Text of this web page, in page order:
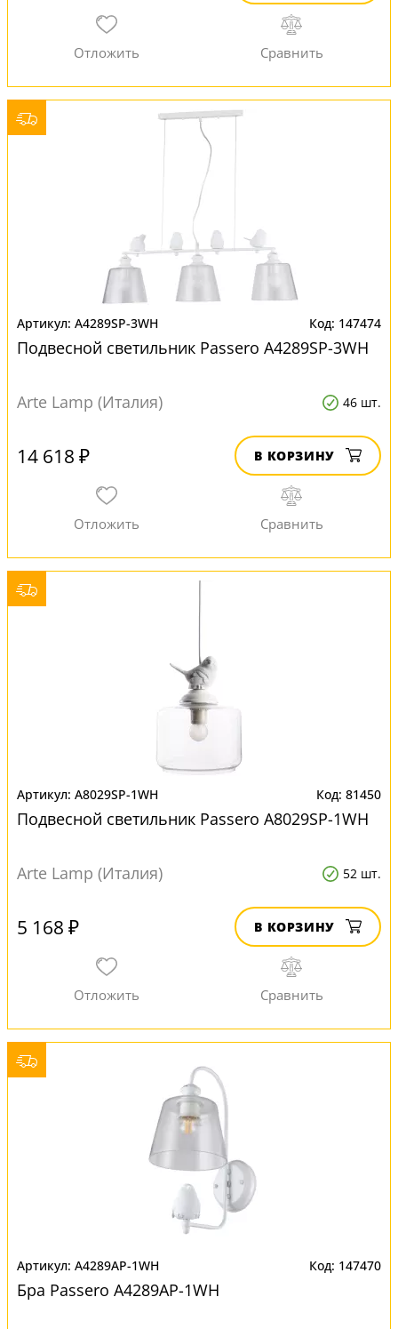
A4289SP-3WH 147474
Подвесной светильник Passero A4289SP-3WH
Arte Lamp (Италия) 46 шт.
14 618 ₽ В КОРЗИНУ
A8029SP-1WH 81450
Подвесной светильник Passero A8029SP-1WH
Arte Lamp (Италия) 52 шт.
5 168 ₽ В КОРЗИНУ
A4289AP-1WH 147470
Бра Passero A4289AP-1WH